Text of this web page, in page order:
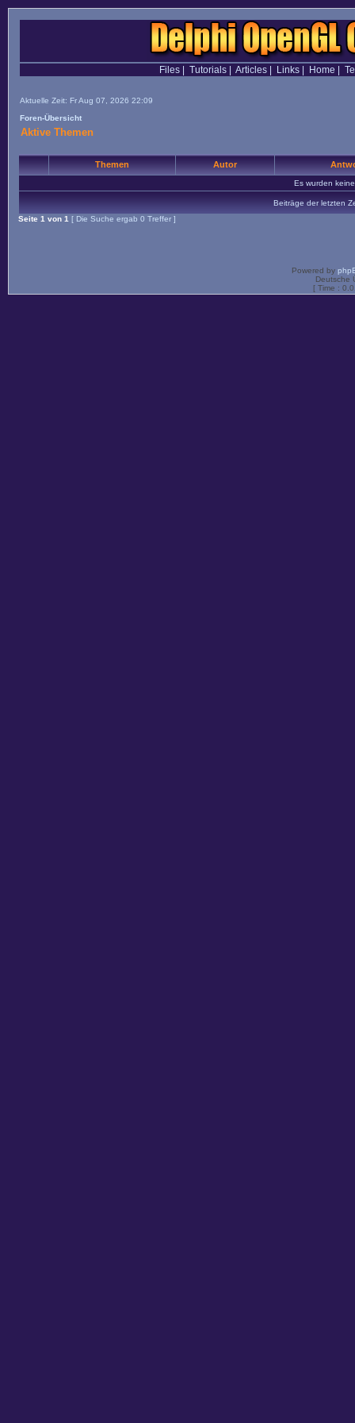
Files| Tutorials| Articles| Links| Home
Aktuelle Zeit: Fr Aug 07, 2026 22:09
Foren-Übersicht
Aktive Themen
Themen Autor
Es wurden
Beiträge der letzten
Seite 1 von 1 [ Die Suche ergab 0 Treffer ]
Powered by
Deutsche
[ Time :